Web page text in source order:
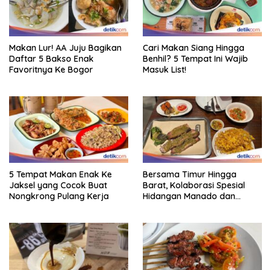
Makan Lur! AA Juju Bagikan
Daftar 5 Bakso Enak
Favoritnya Ke Bogor
Cari Makan Siang Hingga
Benhil? 5 Tempat Ini Wajib
Masuk List!
5 Tempat Makan Enak Ke
Jaksel yang Cocok Buat
Nongkrong Pulang Kerja
Bersama Timur Hingga
Barat, Kolaborasi Spesial
Hidangan Manado dan